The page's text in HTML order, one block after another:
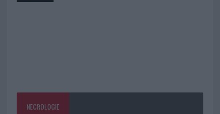
NECROLOGIE